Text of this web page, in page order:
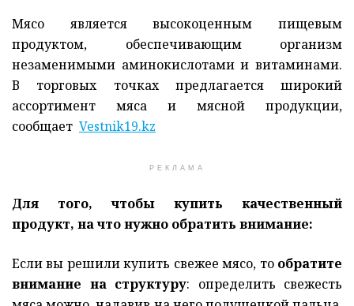
Мясо является высокоценным пищевым
продуктом, обеспечивающим организм
незаменимыми аминокислотами и витаминами.
В торговых точках предлагается широкий
ассортимент мяса и мясной продукции,
сообщает Vestnik19.kz
РЕКЛАМА
Для того, чтобы купить качественный
продукт, на что нужно обратить внимание:
Если вы решили купить свежее мясо, то обратите
внимание на структуру: определить свежесть